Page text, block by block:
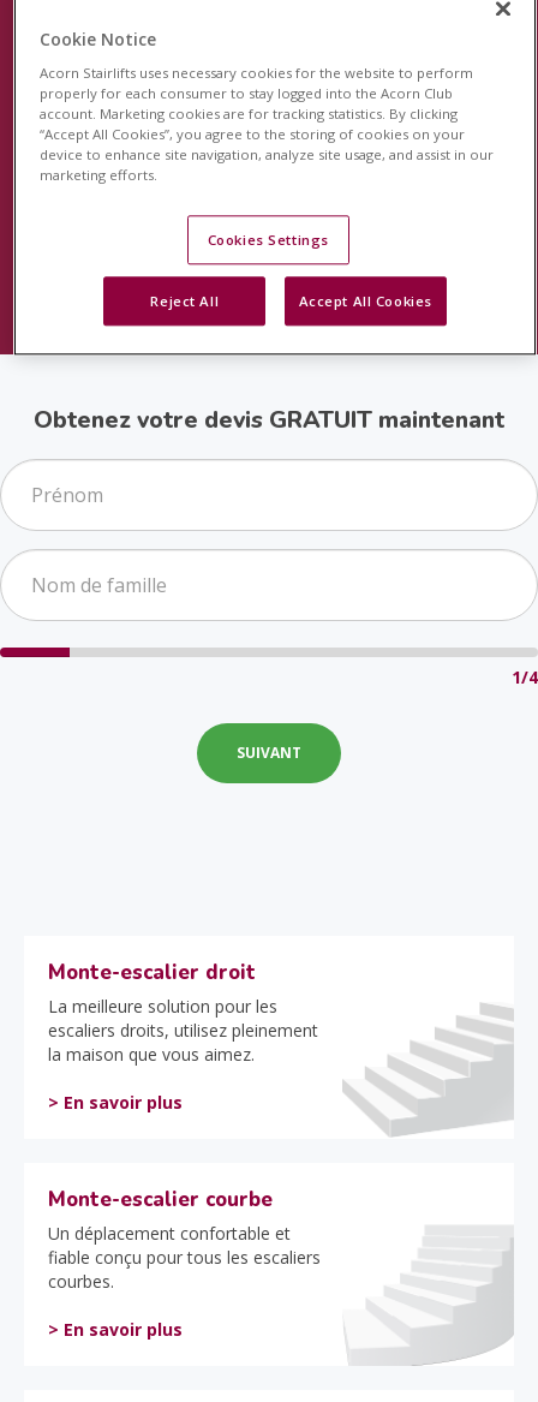
Le plus récent dispositif de sécurité
pour les monte-escaliers
Acorn est fier de lancer le système de surveillance
révolutionnaire StairSafe pour votre monte-escalier
Acorn. Cette fonction unique en son genre surveillera
l'activité de votre monte-escalier et vous permettra, à
vous et à votre famille, d'avoir l'esprit tranquille.
En savoir plus
Obtenez votre devis GRATUIT maintenant
1/4
Monte-escalier droit
La meilleure solution pour les
escaliers droits, utilisez pleinement
la maison que vous aimez.
> En savoir plus
Monte-escalier courbe
Un déplacement confortable et
fiable conçu pour tous les escaliers
courbes.
> En savoir plus
Cookie Notice
Acorn Stairlifts uses necessary cookies for the website to perform
properly for each consumer to stay logged into the Acorn Club
account. Marketing cookies are for tracking statistics. By clicking
“Accept All Cookies”, you agree to the storing of cookies on your
device to enhance site navigation, analyze site usage, and assist in our
marketing efforts.
Cookies Settings
Reject All Accept All Cookies